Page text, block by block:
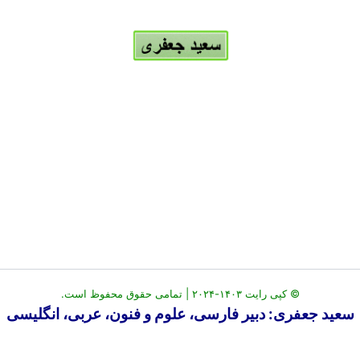
© کپی رایت ۱۴۰۳-۲۰۲۴ | تمامی حقوق محفوظ است.
سعید جعفری: دبیر فارسی، علوم و فنون، عربی، انگلیسی